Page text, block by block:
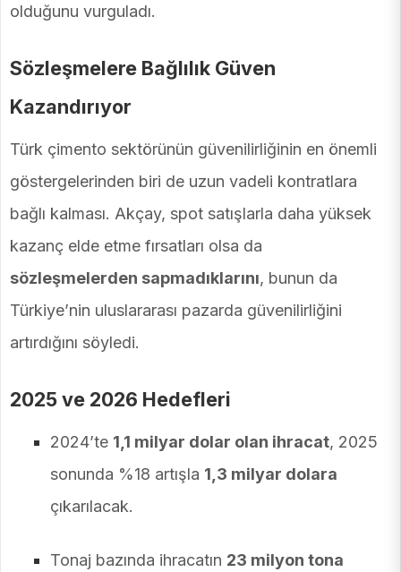
olduğunu vurguladı.
Sözleşmelere Bağlılık Güven
Kazandırıyor
Türk çimento sektörünün güvenilirliğinin en önemli
göstergelerinden biri de uzun vadeli kontratlara
bağlı kalması. Akçay, spot satışlarla daha yüksek
kazanç elde etme fırsatları olsa da
sözleşmelerden sapmadıklarını, bunun da
Türkiye’nin uluslararası pazarda güvenilirliğini
artırdığını söyledi.
2025 ve 2026 Hedefleri
2024’te 1,1 milyar dolar olan ihracat, 2025
sonunda %18 artışla 1,3 milyar dolara
çıkarılacak.
Tonaj bazında ihracatın 23 milyon tona